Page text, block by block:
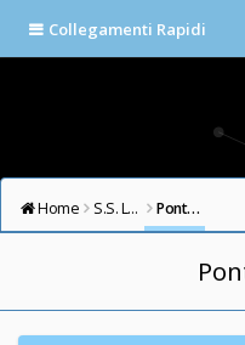
Collegamenti Rapidi
Home S.S. LAZIO FORUM Ponte Milvio